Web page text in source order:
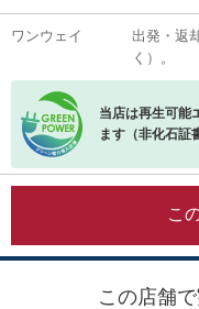
ワンウェイ
出発・返
く）。
当店は再生可能
ます（非化石証
こ
この店舗